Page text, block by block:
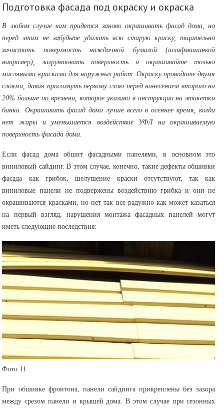
Подготовка фасада под окраску и окраска
В любом случае вам придется заново окрашивать фасад дома, но
перед этим не забудьте удалить всю старую краску, тщательно
зачистить поверхность наждачной бумагой (шлифмашинкой
например), загрунтовать поверхность и окрашивайте только
масляными красками для наружных работ. Окраску проводите двумя
слоями, давая просохнуть первому слою перед нанесением второго на
20% больше по времени, которое указано в инструкции на этикетки
банки. Окрашивать фасад дома лучше всего в осеннее время, когда
нет жары и уменьшается воздействие УФЛ на окрашиваемую
поверхность фасада дома.
Если фасад дома обшит фасадными панелями, в основном это
виниловый сайдинг. В этом случае, конечно, такие дефекты обшивки
фасада как грибок, шелушение краски отсутствуют, так как
виниловые панели не подвержены воздействию грибка и они не
окрашиваются красками, но нет так все радужно как может казаться
на первый взгляд, нарушения монтажа фасадных панелей могут
иметь следующие последствия:
Фото 11
При обшивке фронтона, панели сайдинга прикреплены без зазора
между срезом панели и крышей дома. В этом случае при сезонных